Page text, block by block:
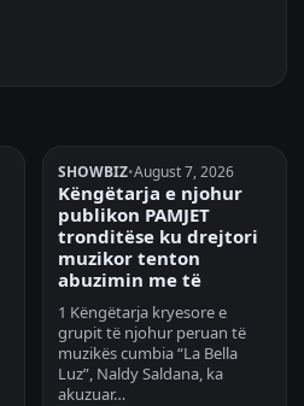
SHOWBIZ•August 7, 2026
Këngëtarja e njohur
publikon PAMJET
tronditëse ku drejtori
muzikor tenton
abuzimin me të
1 Këngëtarja kryesore e
grupit të njohur peruan të
muzikës cumbia “La Bella
Luz”, Naldy Saldana, ka
akuzuar…